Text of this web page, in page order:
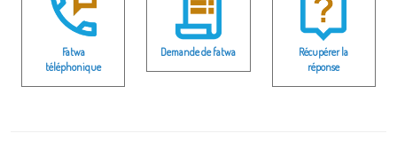
Fatwa
téléphonique
Demande de fatwa
Récupérer la
réponse